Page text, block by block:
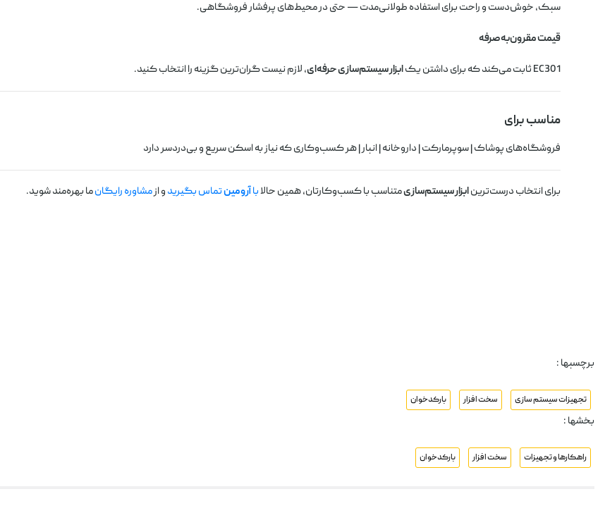
سبک، خوش‌دست و راحت برای استفاده طولانی‌مدت — حتی در محیط‌های پرفشار فروشگاهی.
قیمت مقرون‌به‌صرفه
EC301 ثابت می‌کند که برای داشتن یک ابزار سیستم‌سازی حرفه‌ای، لازم نیست گران‌ترین گزینه را انتخاب کنید.
مناسب برای
فروشگاه‌های پوشاک | سوپرمارکت | داروخانه | انبار | هر کسب‌وکاری که نیاز به اسکن سریع و بی‌دردسر دارد
برای انتخاب درست‌ترینابزار سیستم‌سازیمتناسب با کسب‌وکارتان، همین حالاباآرومینتماس بگیرید و ازمشاوره رایگانما بهره‌مند شوید.
برچسبها :
تجهیزات سیستم سازی سخت افزار بارکدخوان
بخشها :
راهکارها و تجهیزات سخت افزار بارکدخوان